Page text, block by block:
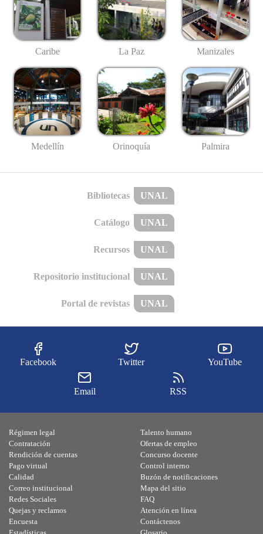
Caribe La Paz Manizales
Medellín Orinoquía Palmira
Bibliotecas UNAL
Catálogo UNAL
Recursos UNAL
Repositorio institucional UNAL
Portal de revistas UNAL
Facebook Twitter YouTube
Email RSS
Régimen legal
Contratación
Rendición de cuentas
Pago virtual
Calidad
Talento humano
Ofertas de empleo
Concurso docente
Control interno
Buzón de notificaciones
Correo institucional
Redes Sociales
Quejas y reclamos
Encuesta
Mapa del sitio
FAQ
Atención en línea
Contáctenos